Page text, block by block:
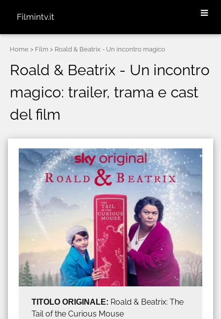
Filmintv.it
Home > Film > Roald & Beatrix - Un incontro magico
Roald & Beatrix - Un incontro
magico: trailer, trama e cast
del film
TITOLO ORIGINALE: Roald & Beatrix: The
Tail of the Curious Mouse